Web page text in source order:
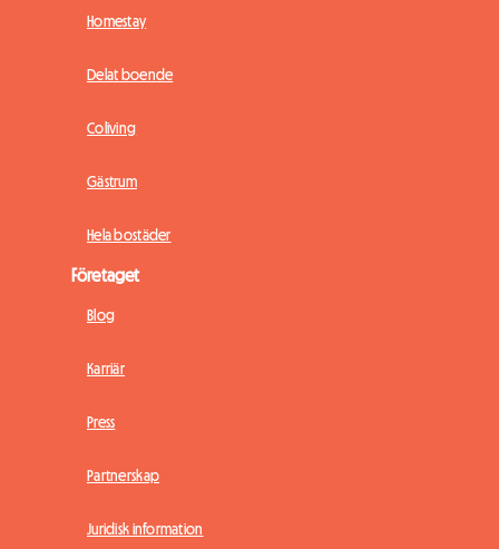
Homestay
Delat boende
Coliving
Gästrum
Hela bostäder
Företaget
Blog
Karriär
Press
Partnerskap
Juridisk information